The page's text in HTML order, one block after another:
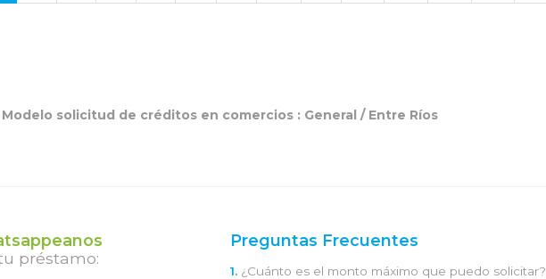
Modelo solicitud de créditos en comercios : General /Entre Ríos
préstamo:
Preguntas Frecuentes
1. ¿Cuánto es el monto máximo que puedo solicitar?